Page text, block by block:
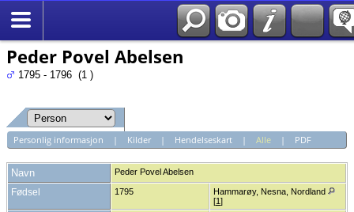
Peder Povel Abelsen
1795 - 1796 (1 )
Personlig informasjon | Kilder| Hendelseskart| Alle| PDF
Navn Peder PovelAbelsen
Fødsel 1795
Hammarøy, Nesna, Nordland
[1]